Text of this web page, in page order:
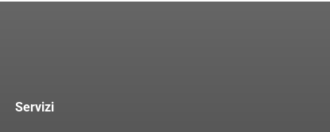
Servizi